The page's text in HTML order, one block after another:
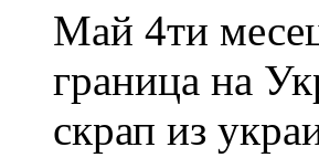
Май 4ти
граница на
скрап из